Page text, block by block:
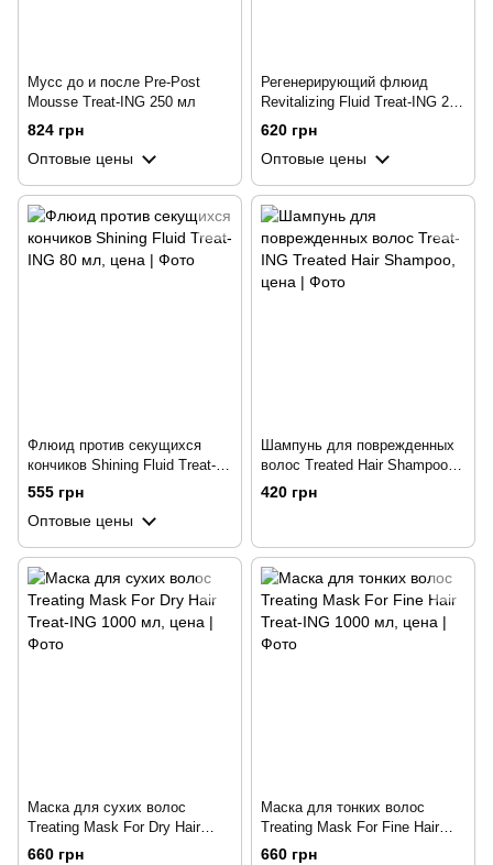
Мусc до и после Pre-Post
Mousse Treat-ING 250 мл
824 грн
Оптовые цены
Регенерирующий флюид
Revitalizing Fluid Treat-ING 250
мл
620 грн
Оптовые цены
Флюид против секущихся
кончиков Shining Fluid Treat-
ING 80 мл
555 грн
Оптовые цены
Шампунь для поврежденных
волос Treated Hair Shampoo
Treat-ING 250 мл
420 грн
Маска для сухих волос
Treating Mask For Dry Hair
Treat-ING 1000 мл
660 грн
Маска для тонких волос
Treating Mask For Fine Hair
Treat-ING 1000 мл
660 грн